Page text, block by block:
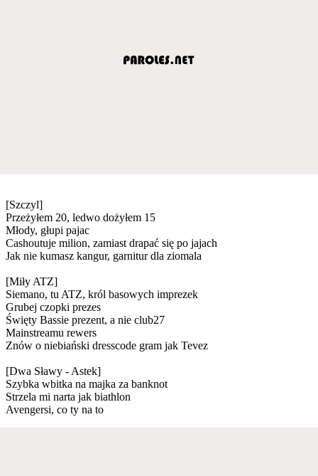
[Szczyl]
Przeżyłem 20, ledwo dożyłem 15
Młody, głupi pajac
Cashoutuje milion, zamiast drapać się po jajach
Jak nie kumasz kangur, garnitur dla ziomala
[Miły ATZ]
Siemano, tu ATZ, król basowych imprezek
Grubej czopki prezes
Święty Bassie prezent, a nie club27
Mainstreamu rewers
Znów o niebiański dresscode gram jak Tevez
[Dwa Sławy - Astek]
Szybka wbitka na majka za banknot
Strzela mi narta jak biathlon
Avengersi, co ty na to